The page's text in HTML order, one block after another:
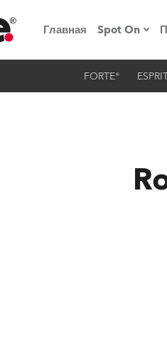
Главная Spot On
RoboSpot
FORTE®